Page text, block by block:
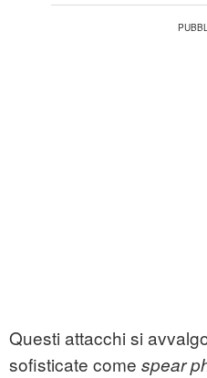
Questi attacchi si
sofisticate come spear